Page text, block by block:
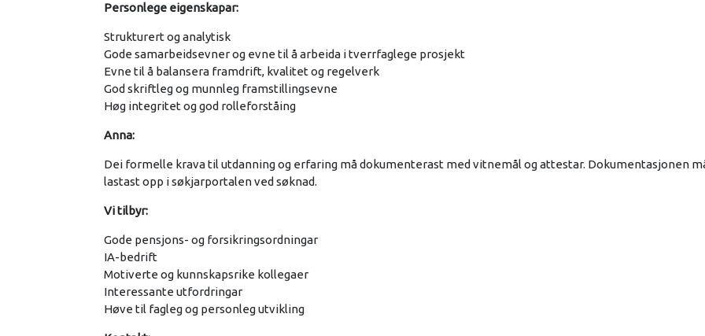
Personlege eigenskapar:
Strukturert og analytisk
Gode samarbeidsevner og evne til å arbeida i tverrfaglege prosjekt
Evne til å balansera framdrift, kvalitet og regelverk
God skriftleg og munnleg framstillingsevne
Høg integritet og god rolleforståing
Anna:
Dei formelle krava til utdanning og erfaring må dokumenterast med vitnemål og attestar. Dokumentasjonen
lastast opp i søkjarportalen ved søknad.
Vi tilbyr:
Gode pensjons- og forsikringsordningar
IA-bedrift
Motiverte og kunnskapsrike kollegaer
Interessante utfordringar
Høve til fagleg og personleg utvikling